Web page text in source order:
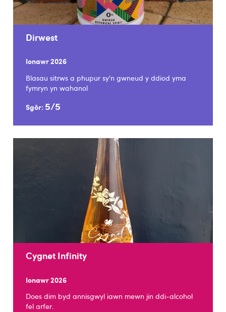
Dirwest
Ionawr 2026
Blasau sitrws a phupur sy'n gwneud y ddiod yma
fymryn yn wahanol
Sgôr: 5/5
Cygnet Infinity
Ionawr 2026
Does dim byd annisgwyl iawn mewn jin ddi-alcohol
fel arfer.